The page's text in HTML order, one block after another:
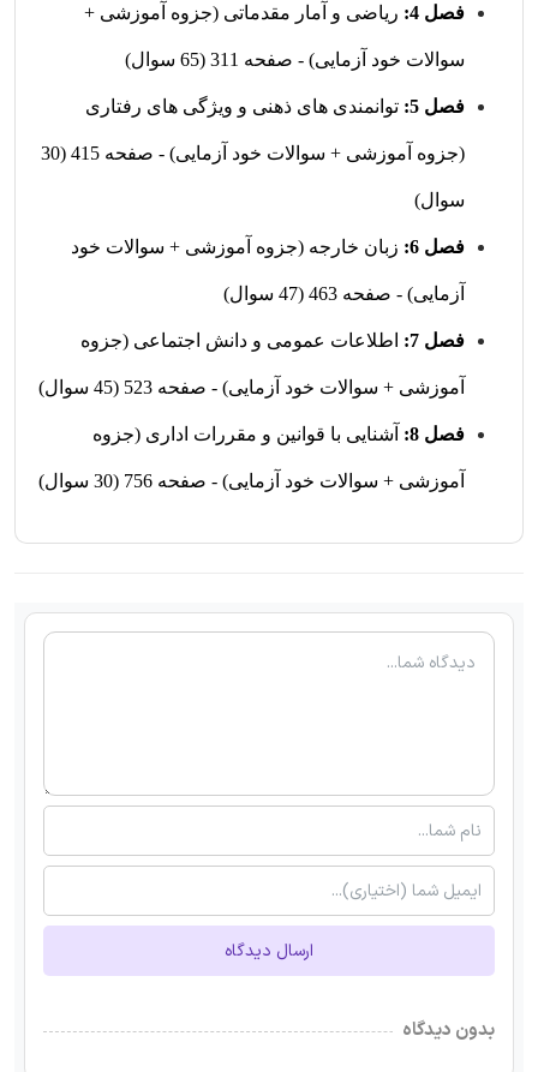
فصل 4: ریاضی و آمار مقدماتی (جزوه آموزشی +
سوالات خود آزمایی) - صفحه 311 (65 سوال)
فصل 5: توانمندی های ذهنی و ویژگی های رفتاری
(جزوه آموزشی + سوالات خود آزمایی) - صفحه 415 (30
سوال)
فصل 6: زبان خارجه (جزوه آموزشی + سوالات خود
آزمایی) - صفحه 463 (47 سوال)
فصل 7: اطلاعات عمومی و دانش اجتماعی (جزوه
آموزشی + سوالات خود آزمایی) - صفحه 523 (45 سوال)
فصل 8: آشنایی با قوانین و مقررات اداری (جزوه
آموزشی + سوالات خود آزمایی) - صفحه 756 (30 سوال)
ارسال دیدگاه
بدون دیدگاه